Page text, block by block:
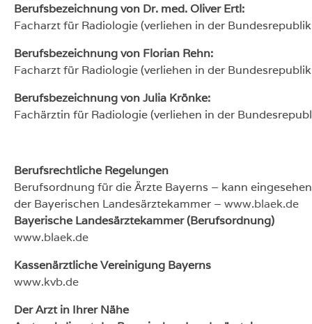
Berufsbezeichnung von Dr. med. Oliver Ertl:
Facharzt für Radiologie (verliehen in der
Berufsbezeichnung von Florian Rehn:
Facharzt für Radiologie (verliehen in der
Berufsbezeichnung von Julia Krönke:
Fachärztin für Radiologie (verliehen in der
Berufsrechtliche Regelungen
Berufsordnung für die Ärzte Bayerns – kann
der Bayerischen Landesärztekammer – www.blaek.de
Bayerische Landesärztekammer (Berufsordnung)
www.blaek.de
Kassenärztliche Vereinigung Bayerns
www.kvb.de
Der Arzt in Ihrer Nähe